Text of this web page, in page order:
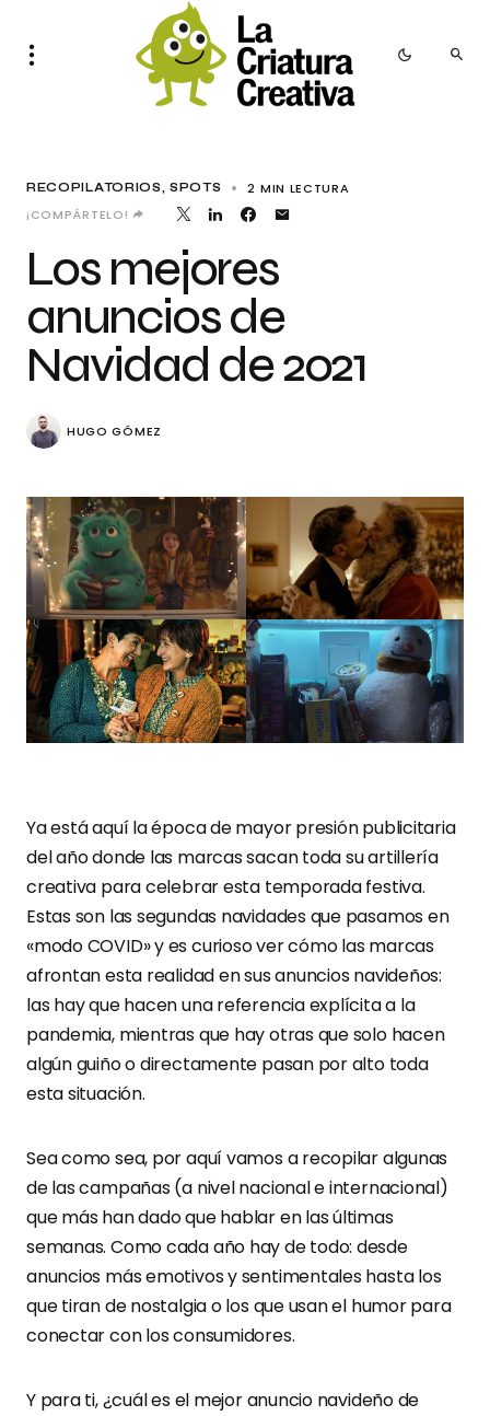
RECOPILATORIOS SPOTS
2 MIN LECTURA
¡COMPÁRTELO!
Los mejores
anuncios de
Navidad de 2021
HUGO GÓMEZ
Ya está aquí la época de mayor presión publicitaria
del año donde las marcas sacan toda su artillería
creativa para celebrar esta temporada festiva.
Estas son las segundas navidades que pasamos en
«modo COVID» y es curioso ver cómo las marcas
afrontan esta realidad en sus anuncios navideños:
las hay que hacen una referencia explícita a la
pandemia, mientras que hay otras que solo hacen
algún guiño o directamente pasan por alto toda
esta situación.
Sea como sea, por aquí vamos a recopilar algunas
de las campañas (a nivel nacional e internacional)
que más han dado que hablar en las últimas
semanas. Como cada año hay de todo: desde
anuncios más emotivos y sentimentales hasta los
que tiran de nostalgia o los que usan el humor para
conectar con los consumidores.
Y para ti, ¿cuál es el mejor anuncio navideño de